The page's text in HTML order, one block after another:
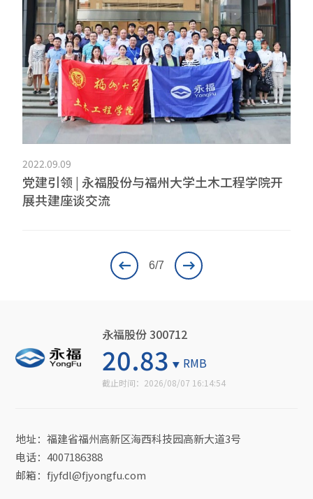
2022.09.09
党建引领 | 永福股份与福州大学土木工程学院开
展共建座谈交流
6/7
永福股份 300712
20.83 RMB
截止时间： 2026/08/07 16:14:54
地址：福建省福州高新区海西科技园高新大道3号
电话：4007186388
邮箱：fjyfdl@fjyongfu.com